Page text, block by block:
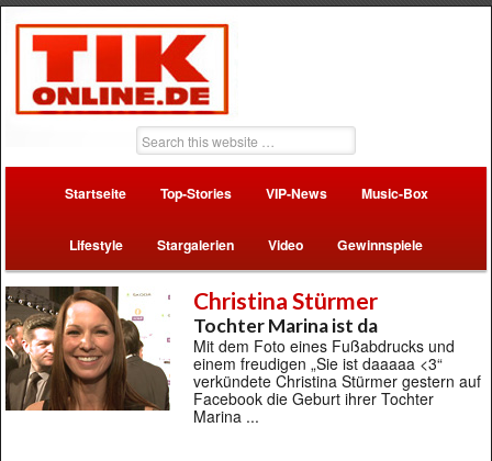
Startseite Top-Stories VIP-News Music-Box
Lifestyle Stargalerien Video Gewinnspiele
Christina Stürmer
Tochter Marina ist da
Mit dem Foto eines Fußabdrucks und
einem freudigen „Sie ist daaaaa <3“
verkündete Christina Stürmer gestern auf
Facebook die Geburt ihrer Tochter
Marina ...